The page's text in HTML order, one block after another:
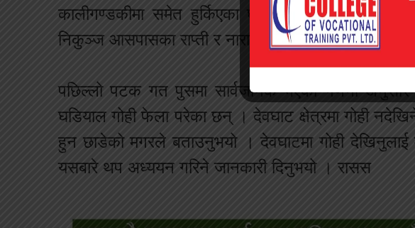
कालीगण्डकीमा समेत हुर्किएका घडियाल गोही छाडिँदै
निकुञ्ज आसपासका राप्ती र नारायणी नदीमा मात्रै छोड्ने
पछिल्लो पटक गत पुसमा सार्वजनिक भएको गणना अनुसार
घडियाल गोही फेला परेका छन् । देवघाट क्षेत्रमा गोही
हुन छाडेको मगरले बताउनुभयो । देवघाटमा गोही
यसबारे थप अध्ययन गरिने जानकारी दिनुभयो । रासस